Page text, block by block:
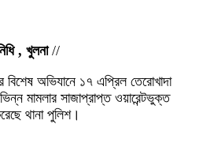
, খুলনা//
বিশেষ অভিযানে ১৭ এপ্রিল তেরোখাদা
মামলার সাজাপ্রাপ্ত ওয়ারেন্টভুক্ত
থানা পুলিশ।